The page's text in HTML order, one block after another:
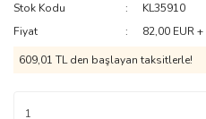
Stok Kodu
KL35910
Fiyat
82,00 EUR +
609,01 TL den başlayan taksitlerle!